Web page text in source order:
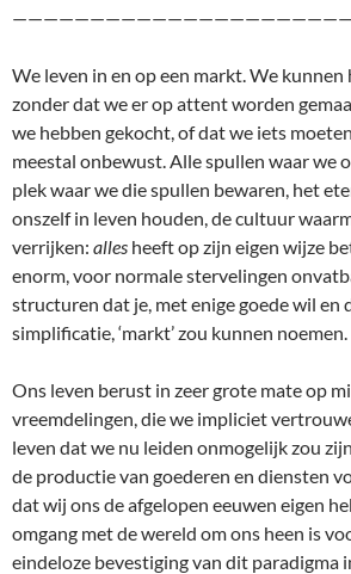
We leven in en op een markt. We kunnen
zonder dat we er op attent worden
we hebben gekocht, of dat we iets
meestal onbewust. Alle spullen waar we
plek waar we die spullen bewaren, het
onszelf in leven houden, de cultuur
verrijken: alles heeft op zijn eigen wijze
enorm, voor normale stervelingen
structuren dat je, met enige goede wil en
simplificatie, ‘markt’ zou kunnen noemen.
Ons leven berust in zeer grote mate op
vreemdelingen, die we impliciet
leven dat we nu leiden onmogelijk zou
de productie van goederen en diensten
dat wij ons de afgelopen eeuwen eigen
omgang met de wereld om ons heen is
eindeloze bevestiging van dit paradigma